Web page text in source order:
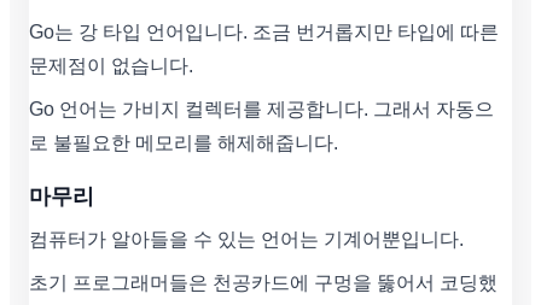
Go는 강 타입 언어입니다. 조금 번거롭지만 타입에 따른
문제점이 없습니다.
Go 언어는 가비지 컬렉터를 제공합니다. 그래서 자동으
로 불필요한 메모리를 해제해줍니다.
마무리
컴퓨터가 알아들을 수 있는 언어는 기계어뿐입니다.
초기 프로그래머들은 천공카드에 구멍을 뚫어서 코딩했